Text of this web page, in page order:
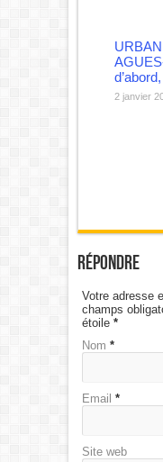
2 janvier
Répondre
Votre adresse
champs
étoile *
Nom *
Email *
Site web